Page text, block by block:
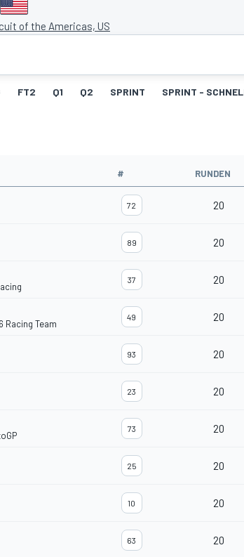
of the Americas, US
FT2 Q1 Q2 SPRINT SPRINT -
# RUNDEN
72 20
89 20
37 20
Racing Team
49 20
93 20
23 20
73 20
25 20
10 20
63 20